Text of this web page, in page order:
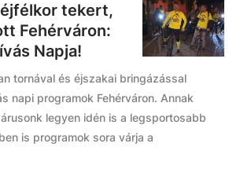
tekert,
Fehérváron:
Napja!
tornával és éjszakai bringázással
napi programok Fehérváron. Annak
legyen idén is a legsportosabb
is programok sora várja a